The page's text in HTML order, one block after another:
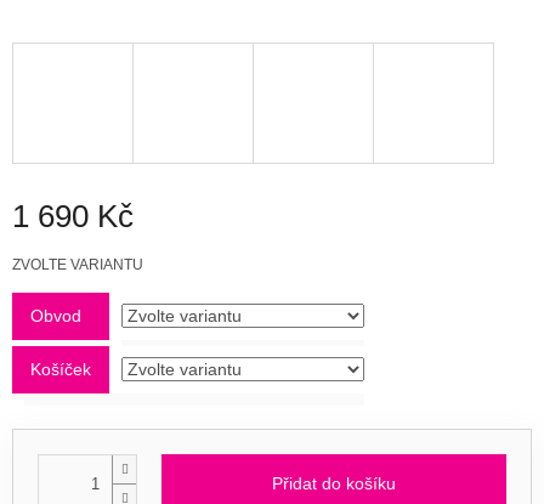
1 690 Kč
Měrná
ZVOLTE VARIANTU
Obvod
Košíček
Přidat do košíku